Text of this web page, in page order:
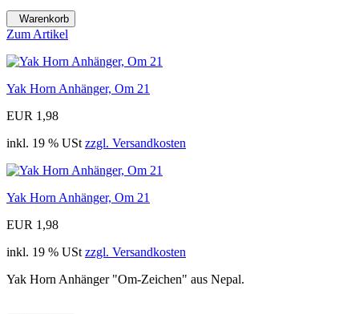
Warenkorb
Zum Artikel
Yak Horn Anhänger, Om 21
EUR 1,98
inkl. 19 % USt zzgl. Versandkosten
Yak Horn Anhänger, Om 21
EUR 1,98
inkl. 19 % USt zzgl. Versandkosten
Yak Horn Anhänger "Om-Zeichen" aus Nepal.